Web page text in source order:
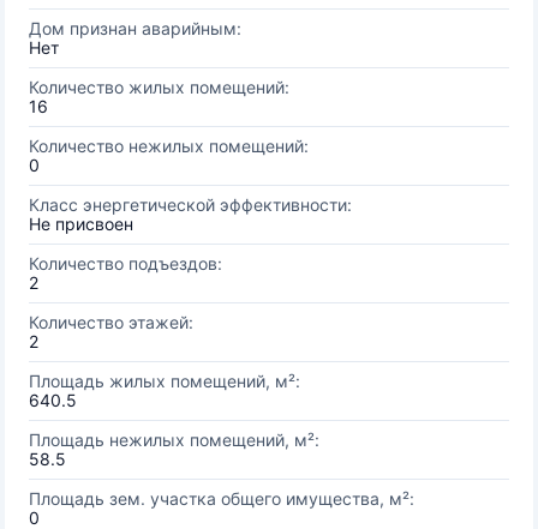
Дом признан аварийным:
Нет
Количество жилых помещений:
16
Количество нежилых помещений:
0
Класс энергетической эффективности:
Не присвоен
Количество подъездов:
2
Количество этажей:
2
Площадь жилых помещений, м²:
640.5
Площадь нежилых помещений, м²:
58.5
Площадь зем. участка общего имущества, м²:
0